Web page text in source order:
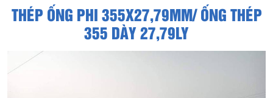
THÉP ỐNG PHI 355X27,79MM/ ỐNG THÉP
355 DÀY 27,79LY